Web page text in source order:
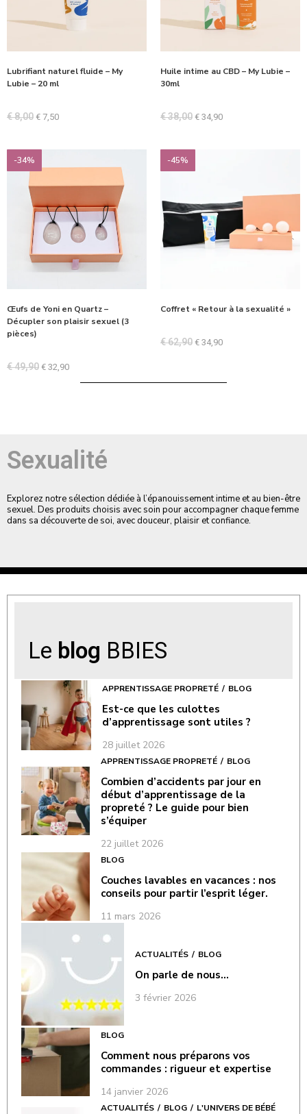
Lubrifiant naturel fluide – My
Lubie – 20 ml
€8,00 € 7,50
Huile intime au CBD – My Lubie –
30ml
€38,00 € 34,90
-34%
Œufs de Yoni en Quartz –
Décupler son plaisir sexuel (3
pièces)
€49,90 € 32,90
-45%
Coffret « Retour à la sexualité »
€62,90 € 34,90
Sexualité
Explorez notre sélection dédiée à l’épanouissement intime et au bien-être
sexuel. Des produits choisis avec soin pour accompagner chaque femme
dans sa découverte de soi, avec douceur, plaisir et confiance.
Le blog BBIES
APPRENTISSAGE PROPRETÉ BLOG
Est-ce que les culottes
d’apprentissage sont utiles ?
28 juillet 2026
APPRENTISSAGE PROPRETÉ BLOG
Combien d’accidents par jour en
début d’apprentissage de la
propreté ? Le guide pour bien
s’équiper
22 juillet 2026
BLOG
Couches lavables en vacances : nos
conseils pour partir l’esprit léger.
11 mars 2026
ACTUALITÉS BLOG
On parle de nous…
3 février 2026
BLOG
Comment nous préparons vos
commandes : rigueur et expertise
14 janvier 2026
ACTUALITÉS BLOG L'UNIVERS DE BÉBÉ